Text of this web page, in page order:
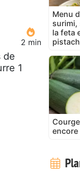
2 min
de
1
Menu
surimi,
la feta
encore